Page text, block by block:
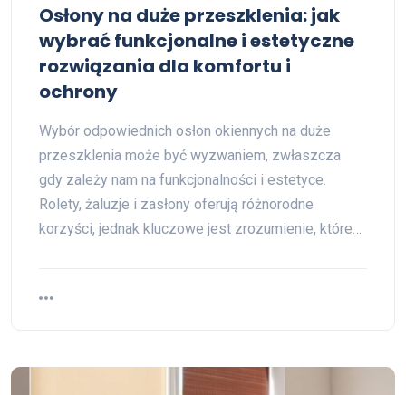
Osłony na duże przeszklenia: jak
wybrać funkcjonalne i estetyczne
rozwiązania dla komfortu i
ochrony
Wybór odpowiednich osłon okiennych na duże
przeszklenia może być wyzwaniem, zwłaszcza
gdy zależy nam na funkcjonalności i estetyce.
Rolety, żaluzje i zasłony oferują różnorodne
korzyści, jednak kluczowe jest zrozumienie, które…